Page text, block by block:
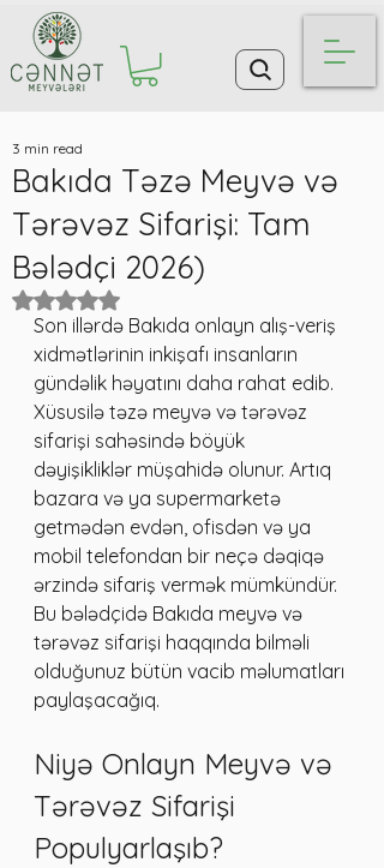
Bakıda Təzə Meyvə və
Tərəvəz Sifarişi: Tam
Bələdçi 2026)
3 min read
Rated NaN out of 5 stars.
Son illərdə Bakıda onlayn alış-veriş
xidmətlərinin inkişafı insanların
gündəlik həyatını daha rahat edib.
Xüsusilə təzə meyvə və tərəvəz
sifarişi sahəsində böyük
dəyişikliklər müşahidə olunur. Artıq
bazara və ya supermarketə
getmədən evdən, ofisdən və ya
mobil telefondan bir neçə dəqiqə
ərzində sifariş vermək mümkündür.
Bu bələdçidə Bakıda meyvə və
tərəvəz sifarişi haqqında bilməli
olduğunuz bütün vacib məlumatları
paylaşacağıq.
Niyə Onlayn Meyvə və
Tərəvəz Sifarişi
Populyarlaşıb?